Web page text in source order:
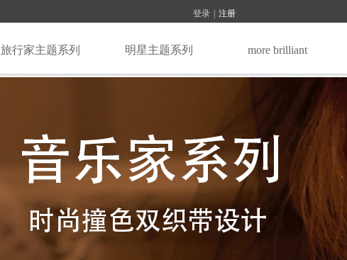
登录 注册
旅行家主题系列 明星主题系列 more brilliant